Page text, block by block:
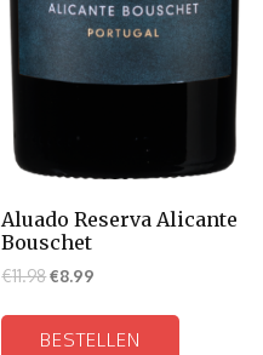
Aluado Reserva Alicante
Bouschet
€11.98€8.99
BESTELLEN